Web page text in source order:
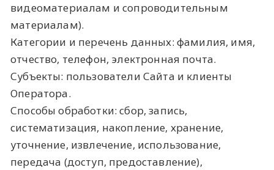
видеоматериалам и сопроводительным
материалам).
Категории и перечень данных: фамилия, имя,
отчество, телефон, электронная почта.
Субъекты: пользователи Сайта и клиенты
Оператора.
Способы обработки: сбор, запись,
систематизация, накопление, хранение,
уточнение, извлечение, использование,
передача (доступ, предоставление),